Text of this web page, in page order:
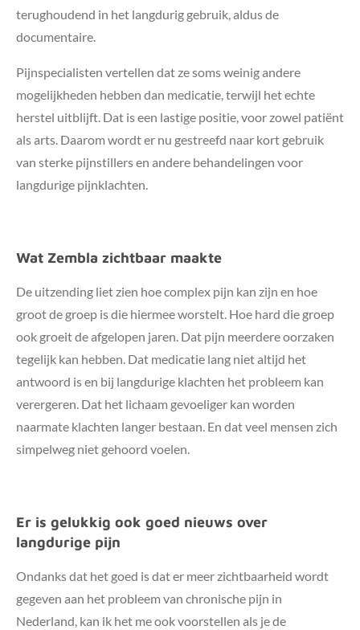
terughoudend in het langdurig gebruik, aldus de
documentaire.
Pijnspecialisten vertellen dat ze soms weinig andere
mogelijkheden hebben dan medicatie, terwijl het echte
herstel uitblijft. Dat is een lastige positie, voor zowel patiënt
als arts. Daarom wordt er nu gestreefd naar kort gebruik
van sterke pijnstillers en andere behandelingen voor
langdurige pijnklachten.
Wat Zembla zichtbaar maakte
De uitzending liet zien hoe complex pijn kan zijn en hoe
groot de groep is die hiermee worstelt. Hoe hard die groep
ook groeit de afgelopen jaren. Dat pijn meerdere oorzaken
tegelijk kan hebben. Dat medicatie lang niet altijd het
antwoord is en bij langdurige klachten het probleem kan
verergeren. Dat het lichaam gevoeliger kan worden
naarmate klachten langer bestaan. En dat veel mensen zich
simpelweg niet gehoord voelen.
Er is gelukkig ook goed nieuws over
langdurige pijn
Ondanks dat het goed is dat er meer zichtbaarheid wordt
gegeven aan het probleem van chronische pijn in
Nederland, kan ik het me ook voorstellen als je de